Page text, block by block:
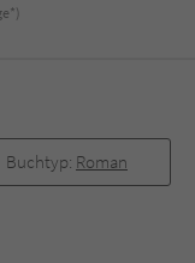
Buchtyp: Roman